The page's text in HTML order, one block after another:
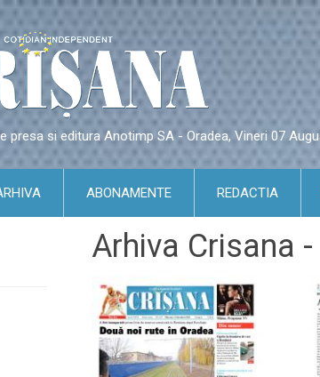
presa si editura Anotimp SA - Oradea, Vineri 07
ABONAMENTE REDACTIA
Arhiva Crisana